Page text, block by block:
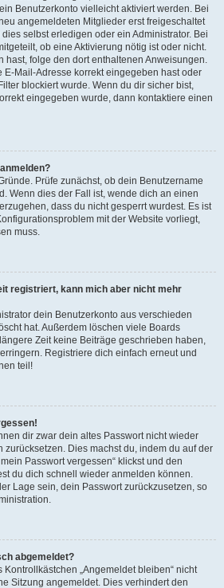
Benutzerkonto vielleicht aktiviert werden. Bei
angemeldeten Mitglieder erst freigeschaltet
selbst erledigen oder ein Administrator. Bei
ob eine Aktivierung nötig ist oder nicht.
hast, folge den dort enthaltenen Anweisungen.
E-Mail-Adresse korrekt eingegeben hast oder
blockiert wurde. Wenn du dir sicher bist,
eingegeben wurde, dann kontaktiere einen
Prüfe zunächst, ob dein Benutzername
Wenn dies der Fall ist, wende dich an einen
dass du nicht gesperrt wurdest. Es ist
mit der Website vorliegt,
muss.
registriert, kann mich aber nicht mehr
dein Benutzerkonto aus verschieden
hat. Außerdem löschen viele Boards
Zeit keine Beiträge geschrieben haben,
Registriere dich einfach erneut und
teil!
dir zwar dein altes Passwort nicht wieder
zurücksetzen. Dies machst du, indem du auf der
Passwort vergessen“ klickst und den
du dich schnell wieder anmelden können.
Lage sein, dein Passwort zurückzusetzen, so
abgemeldet?
„Angemeldet bleiben“ nicht
Sitzung angemeldet. Dies verhindert den